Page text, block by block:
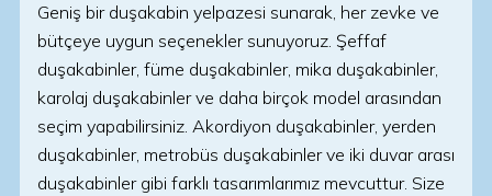
Geniş bir duşakabin yelpazesi sunarak, her zevke ve
bütçeye uygun seçenekler sunuyoruz. Şeffaf
duşakabinler, füme duşakabinler, mika duşakabinler,
karolaj duşakabinler ve daha birçok model arasından
seçim yapabilirsiniz. Akordiyon duşakabinler, yerden
duşakabinler, metrobüs duşakabinler ve iki duvar arası
duşakabinler gibi farklı tasarımlarımız mevcuttur. Size